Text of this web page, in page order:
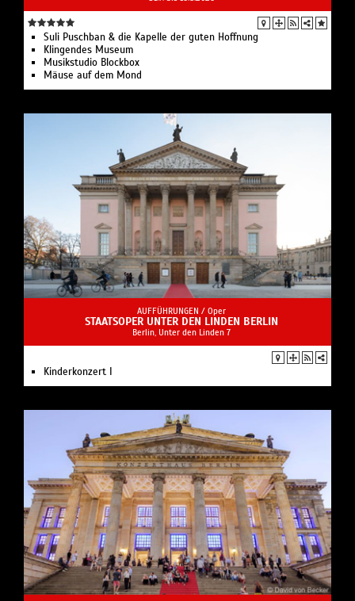
Suli Pusch­ban & die Ka­pelle der gu­ten Hoff­nung
Klingendes Museum
Musikstudio Blockbox
Mäuse auf dem Mond
AUFFÜHRUNGEN / Oper
STAATSOPER UNTER DEN LINDEN BERLIN
Berlin, Unter den Linden 7
Kinderkonzert I